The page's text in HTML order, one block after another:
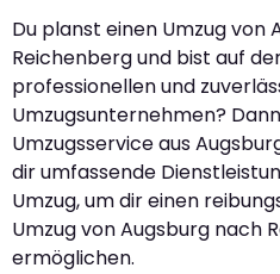
Du planst einen Umzug von
Reichenberg und bist auf
professionellen und
Umzugsunternehmen?
Umzugsservice aus
dir umfassende
Umzug, um dir einen
Umzug von Augsburg nach
ermöglichen.